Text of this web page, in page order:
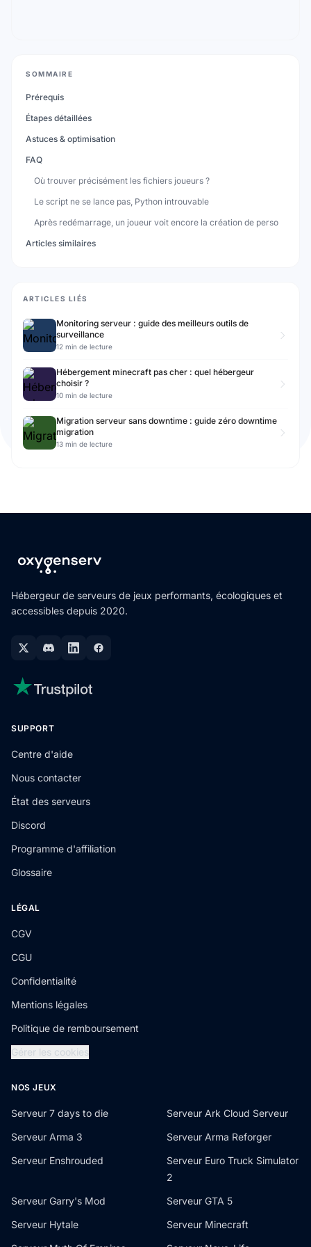
SOMMAIRE
Prérequis
Étapes détaillées
Astuces & optimisation
FAQ
Où trouver précisément les fichiers joueurs ?
Le script ne se lance pas, Python introuvable
Après redémarrage, un joueur voit encore la création de perso
Articles similaires
ARTICLES LIÉS
Monitoring serveur : guide des meilleurs outils de
surveillance
12 min de lecture
Hébergement minecraft pas cher : quel hébergeur
choisir ?
10 min de lecture
Migration serveur sans downtime : guide zéro downtime
migration
13 min de lecture
Hébergeur de serveurs de jeux performants, écologiques et
accessibles depuis 2020.
SUPPORT
Centre d'aide
Nous contacter
État des serveurs
Discord
Programme d'affiliation
Glossaire
LÉGAL
CGV
CGU
Confidentialité
Mentions légales
Politique de remboursement
Gérer les cookies
NOS JEUX
Serveur 7 days to die
Serveur Ark Cloud Serveur
Serveur Arma 3
Serveur Arma Reforger
Serveur Enshrouded
Serveur Euro Truck Simulator
2
Serveur Garry's Mod
Serveur GTA 5
Serveur Hytale
Serveur Minecraft